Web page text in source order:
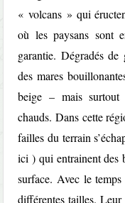
« volcans » qui
où les paysans sont
garantie. Dégradés
des mares
beige – mais surtout
chauds. Dans cette
failles du terrain
ici ) qui entrainent des
surface. Avec le
différentes tailles.